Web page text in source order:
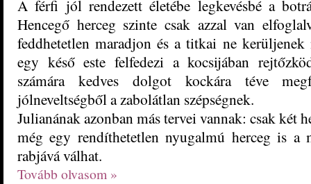
A férfi jól rendezett életébe legkevésbé a
Hencegő herceg szinte csak azzal van
feddhetetlen maradjon és a titkai ne
egy késő este felfedezi a kocsijában
számára kedves dolgot kockára téve
jólneveltségből a zabolátlan szépségnek.
Julianának azonban más tervei vannak: csak két
még egy rendíthetetlen nyugalmú herceg is a
rabjává válhat.
Tovább olvasom »